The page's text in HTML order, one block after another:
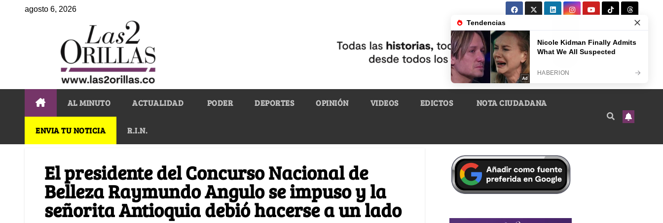
agosto 6, 2026
AL MINUTO ACTUALIDAD PODER DEPORTES OPINIÓN VIDEOS EDICTOS NOTA CIUDADANA
ENVIA TU NOTICIA R.I.N.
El presidente del Concurso Nacional de
Belleza Raymundo Angulo se impuso y la
señorita Antioquia debió hacerse a un lado